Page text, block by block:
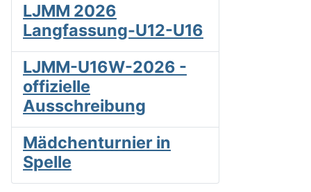
LJMM 2026
Langfassung-U12-U16
LJMM-U16W-2026 -
offizielle
Ausschreibung
Mädchenturnier in
Spelle